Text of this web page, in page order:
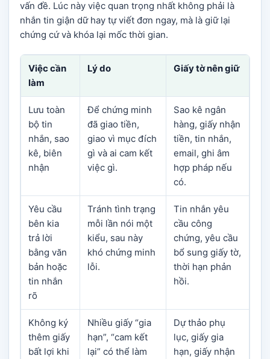
vấn đề. Lúc này việc quan trọng nhất không phải là
nhắn tin giận dữ hay tự viết đơn ngay, mà là giữ lại
chứng cứ và khóa lại mốc thời gian.
Việc cần
làm
Lý do Giấy tờ nên giữ
Lưu toàn
bộ tin
nhắn, sao
kê, biên
nhận
Để chứng minh
đã giao tiền,
giao vì mục đích
gì và ai cam kết
việc gì.
Sao kê ngân
hàng, giấy nhận
tiền, tin nhắn,
email, ghi âm
hợp pháp nếu
có.
Yêu cầu
bên kia
trả lời
bằng văn
bản hoặc
tin nhắn
rõ
Tránh tình trạng
mỗi lần nói một
kiểu, sau này
khó chứng minh
lỗi.
Tin nhắn yêu
cầu công
chứng, yêu cầu
bổ sung giấy tờ,
thời hạn phản
hồi.
Không ký
thêm giấy
bất lợi khi
Nhiều giấy “gia
hạn”, “cam kết
lại” có thể làm
Dự thảo phụ
lục, giấy gia
hạn, giấy nhận